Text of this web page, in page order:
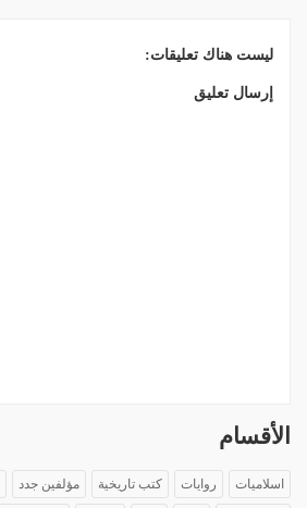
ليست هناك تعليقات:
إرسال تعليق
الأقسام
اسلاميات روايات كتب تاريخية مؤلفين جدد